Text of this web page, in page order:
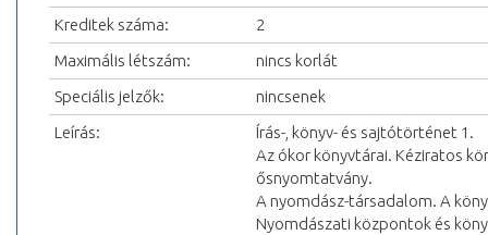
Kreditek száma:
2
Maximális létszám:
nincs korlát
Speciális jelzők:
nincsenek
Leírás:
Írás-, könyv- és sajtótörténet 1.
Az ókor könyvtárai. Kéziratos
ősnyomtatvány.
A nyomdász-társadalom. A
Nyomdászati központok és